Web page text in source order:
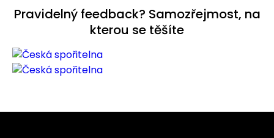
Pravidelný feedback? Samozřejmost, na
kterou se těšíte